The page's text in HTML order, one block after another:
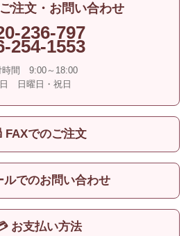
注文・お問い合わせ
236-797
254-1553
時間 9:00～18:00
日曜日・祝日
FAXでのご注文
でのお問い合わせ
お支払い方法